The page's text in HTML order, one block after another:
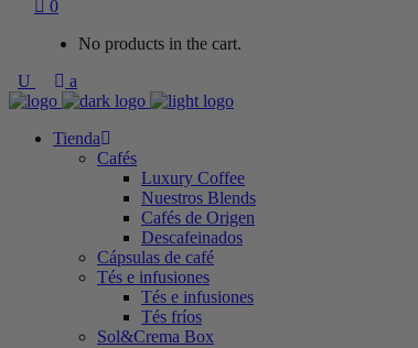
0
No products in the cart.
Tienda
Cafés
Luxury Coffee
Nuestros Blends
Cafés de Origen
Descafeinados
Cápsulas de café
Tés e infusiones
Tés e infusiones
Tés fríos
Sol&Crema Box